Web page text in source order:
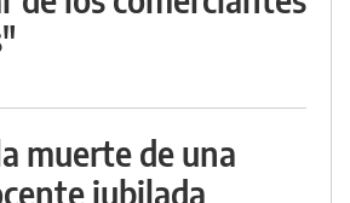
muerte de una
jubilada